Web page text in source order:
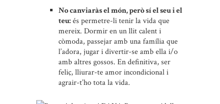
No canviaràs el món, però sí el seu i el
teu:és permetre-li tenir la vida que
mereix. Dormir en un llit calent i
còmoda, passejar amb una família que
l’adora, jugar i divertir-se amb ella i/o
amb altres gossos. En definitiva, ser
feliç, lliurar-te amor incondicional i
agrair-t’ho tota la vida.